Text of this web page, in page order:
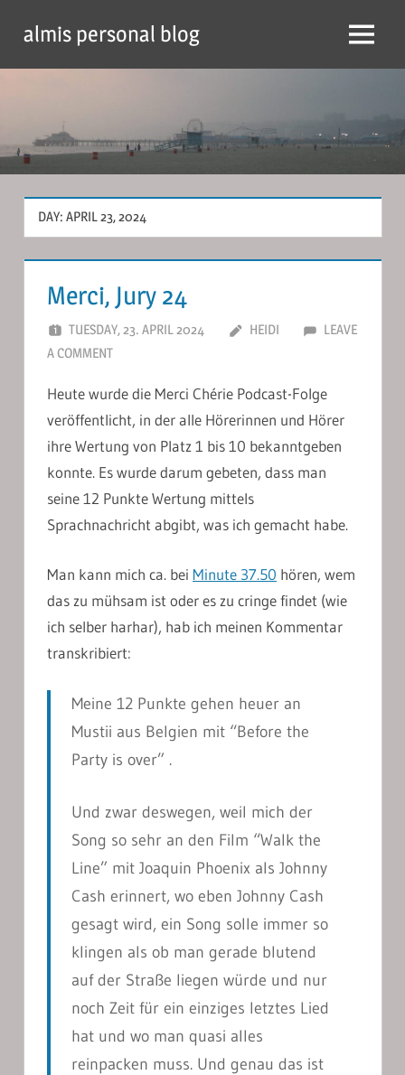
content
almis personal blog Menu
DAY: APRIL 23, 2024
Merci, Jury 24
TUESDAY, 23. APRIL 2024 HEIDI
LEAVE
A COMMENT
Heute wurde die Merci Chérie Podcast-Folge
veröffentlicht, in der alle Hörerinnen und Hörer
ihre Wertung von Platz 1 bis 10 bekanntgeben
konnte. Es wurde darum gebeten, dass man
seine 12 Punkte Wertung mittels
Sprachnachricht abgibt, was ich gemacht habe.
Man kann mich ca. bei Minute 37.50 hören, wem
das zu mühsam ist oder es zu cringe findet (wie
ich selber harhar), hab ich meinen Kommentar
transkribiert:
Meine 12 Punkte gehen heuer an
Mustii aus Belgien mit “Before the
Party is over” .
Und zwar deswegen, weil mich der
Song so sehr an den Film “Walk the
Line” mit Joaquin Phoenix als Johnny
Cash erinnert, wo eben Johnny Cash
gesagt wird, ein Song solle immer so
klingen als ob man gerade blutend
auf der Straße liegen würde und nur
noch Zeit für ein einziges letztes Lied
hat und wo man quasi alles
reinpacken muss. Und genau das ist